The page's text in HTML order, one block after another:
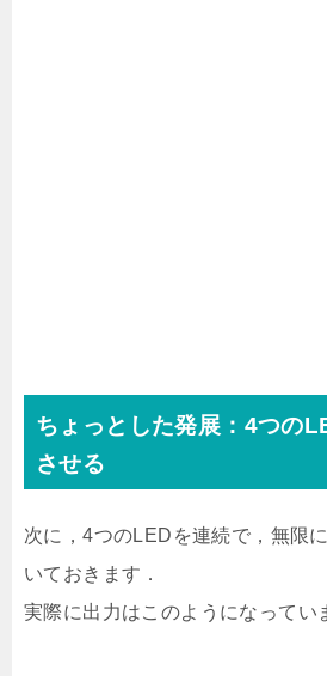
ちょっとした発展：4つの
させる
次に，4つのLEDを連続で，無限
いておきます．
実際に出力はこのようになってい